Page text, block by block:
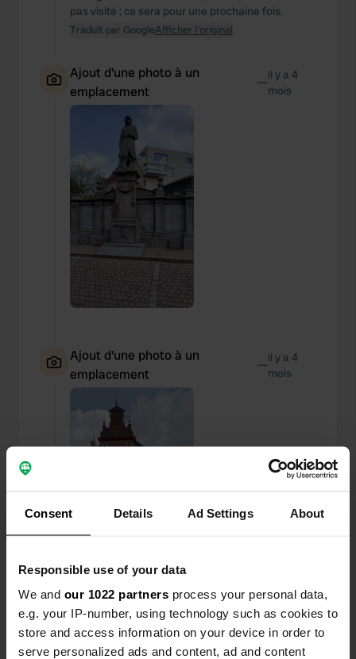
Consent Details Ad Settings About
Responsible use of your data
We and our 1022 partners process your personal data,
e.g. your IP-number, using technology such as cookies to
store and access information on your device in order to
serve personalized ads and content, ad and content
pas visité ; ce sera pour une prochaine fois.
Traduit par GoogleAfficher l'original
Ajout d'une photo à un
emplacement
—il y a 4
mois
Ajout d'une photo à un
emplacement
—il y a 4
mois
Ajout d'une photo à un
—il y a 4
mois